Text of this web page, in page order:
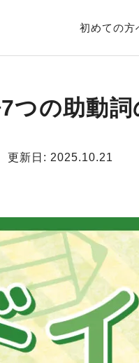
初めての方
7つの助動
更新日: 2025.10.21